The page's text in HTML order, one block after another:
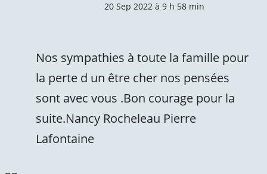
20 Sep 2022 à 9 h 58 min
Nos sympathies à toute la famille pour
la perte d un être cher nos pensées
sont avec vous .Bon courage pour la
suite.Nancy Rocheleau Pierre
Lafontaine